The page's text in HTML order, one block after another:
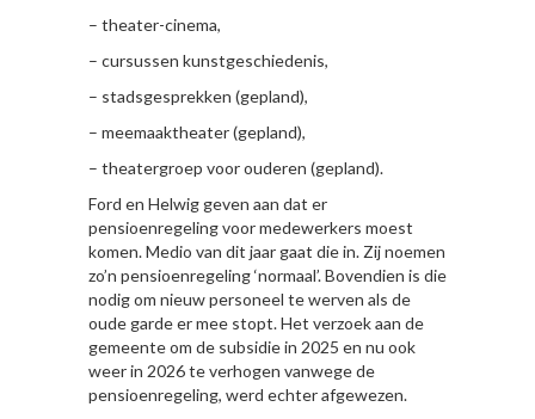
– theater-cinema,
– cursussen kunstgeschiedenis,
– stadsgesprekken (gepland),
– meemaaktheater (gepland),
– theatergroep voor ouderen (gepland).
Ford en Helwig geven aan dat er
pensioenregeling voor medewerkers moest
komen. Medio van dit jaar gaat die in. Zij noemen
zo’n pensioenregeling ‘normaal’. Bovendien is die
nodig om nieuw personeel te werven als de
oude garde er mee stopt. Het verzoek aan de
gemeente om de subsidie in 2025 en nu ook
weer in 2026 te verhogen vanwege de
pensioenregeling, werd echter afgewezen.